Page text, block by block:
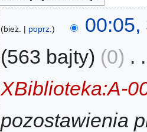
bież. poprz.
00:05,
563 bajty
0
XBiblioteka:A-
pozostawienia